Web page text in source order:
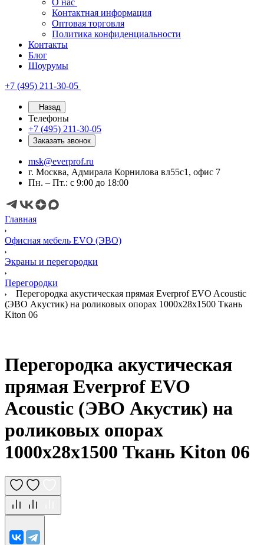
О нас
Контактная информация
Оптовая торговля
Политика конфиденциальности
Контакты
Блог
Шоурумы
+7 (495) 211-30-05
Назад
Телефоны
+7 (495) 211-30-05
Заказать звонок
msk@everprof.ru
г. Москва, Адмирала Корнилова вл55с1, офис 7
Пн. – Пт.: с 9:00 до 18:00
Главная
Офисная мебель EVO (ЭВО)
Экраны и перегородки
Перегородки
Перегородка акустическая прямая Everprof EVO Acoustic
(ЭВО Акустик) на роликовых опорах 1000х28х1500 Ткань
Kiton 06
Перегородка акустическая
прямая Everprof EVO
Acoustic (ЭВО Акустик) на
роликовых опорах
1000х28х1500 Ткань Kiton 06